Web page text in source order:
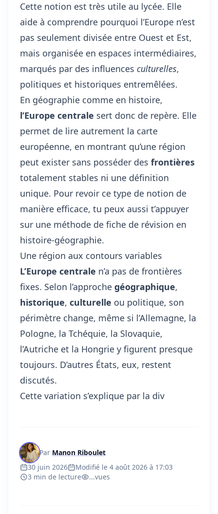
Cette notion est très utile au lycée. Elle
aide à comprendre pourquoi l’Europe n’est
pas seulement divisée entre Ouest et Est,
mais organisée en espaces intermédiaires,
marqués par des influences culturelles,
politiques et historiques entremêlées.
En géographie comme en histoire,
l’Europe centrale sert donc de repère. Elle
permet de lire autrement la carte
européenne, en montrant qu’une région
peut exister sans posséder des frontières
totalement stables ni une définition
unique. Pour revoir ce type de notion de
manière efficace, tu peux aussi t’appuyer
sur une méthode de fiche de révision en
histoire-géographie.
Une région aux contours variables
L’Europe centrale n’a pas de frontières
fixes. Selon l’approche géographique,
historique, culturelle ou politique, son
périmètre change, même si l’Allemagne, la
Pologne, la Tchéquie, la Slovaquie,
l’Autriche et la Hongrie y figurent presque
toujours. D’autres États, eux, restent
discutés.
Cette variation s’explique par la div
Par Manon Riboulet
30 juin 2026
Modifié le 4 août 2026 à 17:03
3 min de lecture
...vues